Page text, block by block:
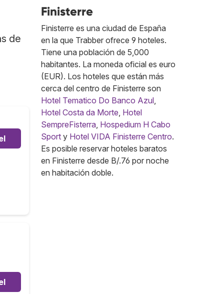
de
Finisterre
Finisterre es una ciudad de España
en la que Trabber ofrece 9 hoteles.
Tiene una población de 5,000
habitantes. La moneda oficial es euro
(EUR). Los hoteles que están más
cerca del centro de Finisterre son
Hotel Tematico Do Banco Azul,
Hotel Costa da Morte, Hotel
SempreFisterra, Hospedium H Cabo
Sport y Hotel VIDA Finisterre Centro.
Es posible reservar hoteles baratos
en Finisterre desde B/.76 por noche
en habitación doble.